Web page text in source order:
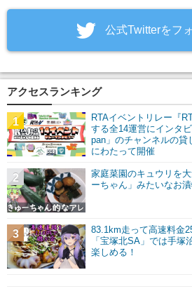
公式Twitterをフ
アクセスランキング
RTAイベントリレー『
する全14運営にインタ
pan」のチャンネルの貸
にわたって開催
1
家庭菜園のキュウリを
ーちゃん」みたいなお
2
83.1km走って高速料金
「宝塚北SA」では手塚
楽しめる！
3